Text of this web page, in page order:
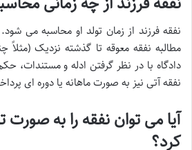
نفقه فرزند از زمان تولد او محاسبه می
مطالبه نفقه معوقه تا گذشته نزدیک (مثلاً
دادگاه با در نظر گرفتن ادله و مستندات،
نفقه آتی نیز به صورت ماهانه یا دوره ای
آیا می توان نفقه را به صورت
کرد؟